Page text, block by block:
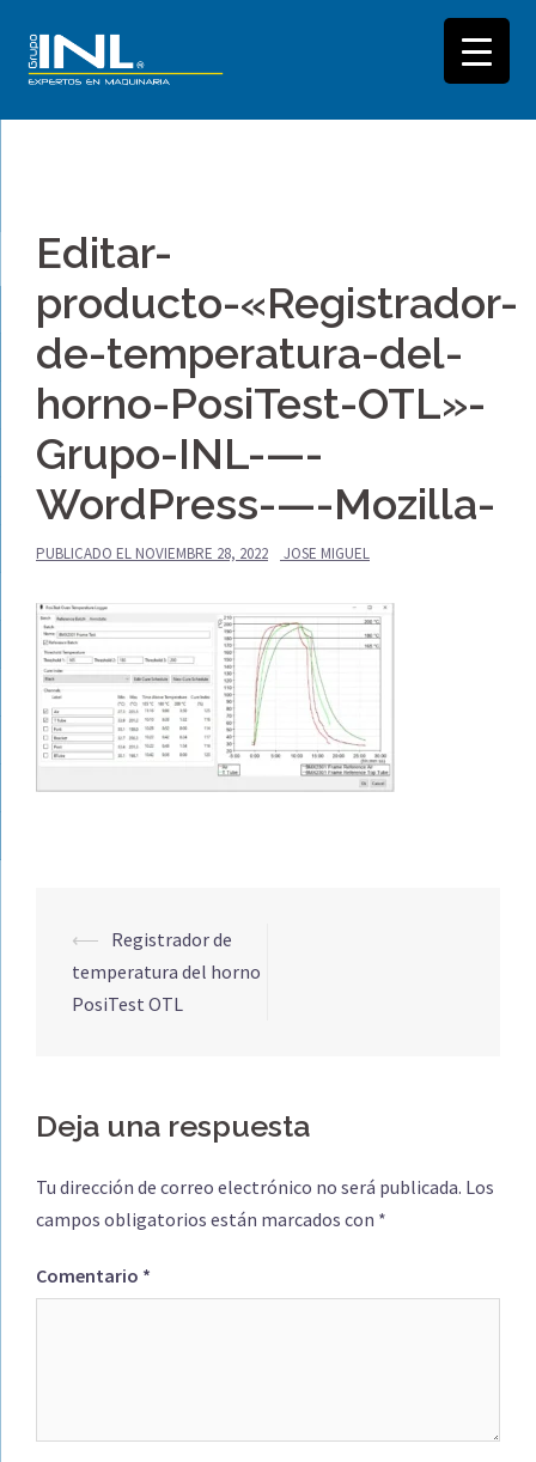
contenidoEditar-
producto-«Registrador-
de-temperatura-del-
horno-PosiTest-OTL»-
Grupo-INL-—-
WordPress-—-Mozilla-
PUBLICADO EL NOVIEMBRE 28, 2022 JOSE MIGUEL
Navegación
de
entradas
⟵ Registrador de
temperatura del horno
PosiTest OTL
Deja una respuesta
Tu dirección de correo electrónico no será publicada. Los
campos obligatorios están marcados con *
Comentario *